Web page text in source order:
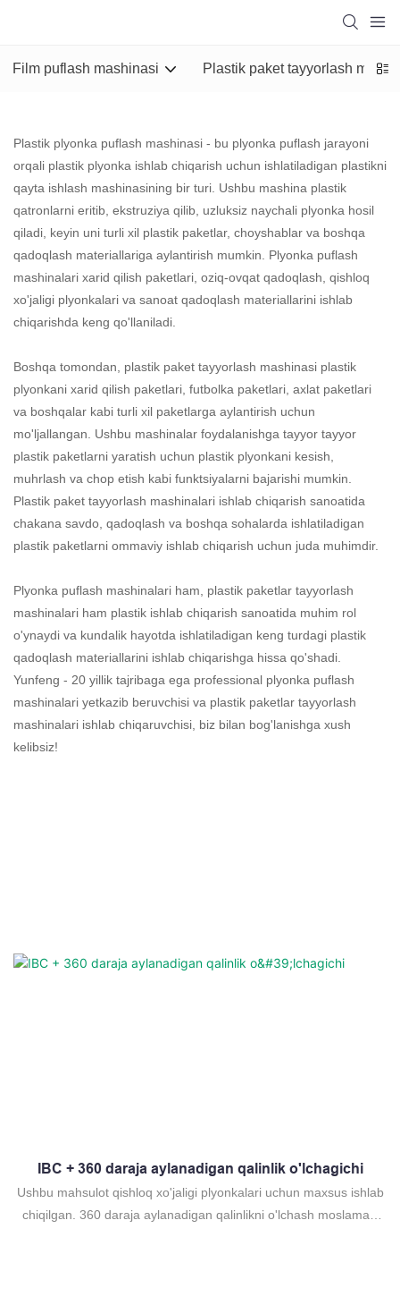
Film puflash mashinasi Plastik paket tayyorlash
Plastik plyonka puflash mashinasi - bu plyonka puflash jarayoni
orqali plastik plyonka ishlab chiqarish uchun ishlatiladigan plastikni
qayta ishlash mashinasining bir turi. Ushbu mashina plastik
qatronlarni eritib, ekstruziya qilib, uzluksiz naychali plyonka hosil
qiladi, keyin uni turli xil plastik paketlar, choyshablar va boshqa
qadoqlash materiallariga aylantirish mumkin. Plyonka puflash
mashinalari xarid qilish paketlari, oziq-ovqat qadoqlash, qishloq
xo'jaligi plyonkalari va sanoat qadoqlash materiallarini ishlab
chiqarishda keng qo'llaniladi.
Boshqa tomondan, plastik paket tayyorlash mashinasi plastik
plyonkani xarid qilish paketlari, futbolka paketlari, axlat paketlari
va boshqalar kabi turli xil paketlarga aylantirish uchun
mo'ljallangan. Ushbu mashinalar foydalanishga tayyor tayyor
plastik paketlarni yaratish uchun plastik plyonkani kesish,
muhrlash va chop etish kabi funktsiyalarni bajarishi mumkin.
Plastik paket tayyorlash mashinalari ishlab chiqarish sanoatida
chakana savdo, qadoqlash va boshqa sohalarda ishlatiladigan
plastik paketlarni ommaviy ishlab chiqarish uchun juda muhimdir.
Plyonka puflash mashinalari ham, plastik paketlar tayyorlash
mashinalari ham plastik ishlab chiqarish sanoatida muhim rol
o'ynaydi va kundalik hayotda ishlatiladigan keng turdagi plastik
qadoqlash materiallarini ishlab chiqarishga hissa qo'shadi.
Yunfeng - 20 yillik tajribaga ega professional plyonka puflash
mashinalari yetkazib beruvchisi va plastik paketlar tayyorlash
mashinalari ishlab chiqaruvchisi, biz bilan bog'lanishga xush
kelibsiz!
IBC + 360 daraja aylanadigan qalinlik o'lchagichi
Ushbu mahsulot qishloq xo'jaligi plyonkalari uchun maxsus ishlab
chiqilgan. 360 daraja aylanadigan qalinlikni o'lchash moslamasi